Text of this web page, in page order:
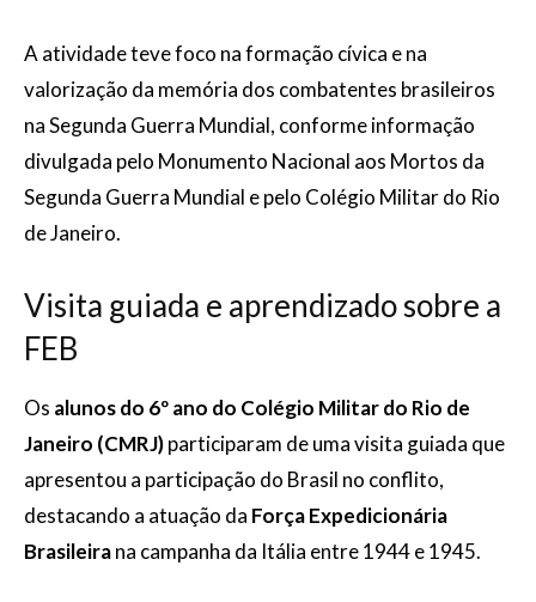
A atividade teve foco na formação cívica e na
valorização da memória dos combatentes brasileiros
na Segunda Guerra Mundial, conforme informação
divulgada pelo Monumento Nacional aos Mortos da
Segunda Guerra Mundial e pelo Colégio Militar do Rio
de Janeiro.
Visita guiada e aprendizado sobre a
FEB
Os alunos do 6º ano do Colégio Militar do Rio de
Janeiro (CMRJ)participaram de uma visita guiada que
apresentou a participação do Brasil no conflito,
destacando a atuação da Força Expedicionária
Brasileirana campanha da Itália entre 1944 e 1945.